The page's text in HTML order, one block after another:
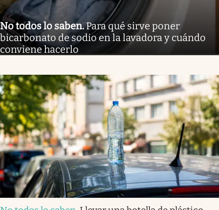
No todos lo saben.Para qué sirve poner
bicarbonato de sodio en la lavadora y cuándo
conviene hacerlo